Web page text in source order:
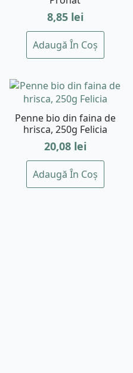
8,85 lei
Adaugă În Coș
Penne bio din faina de
hrisca, 250g Felicia
20,08 lei
Adaugă În Coș